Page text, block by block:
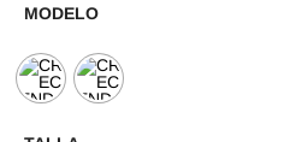
MODELO